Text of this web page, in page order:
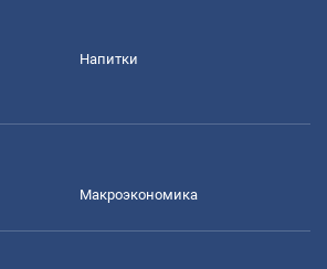
Напитки
Mакроэкономика